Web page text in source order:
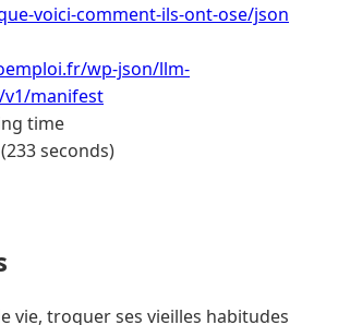
voici-comment-ils-ont-ose/json
wp-json/llm-
manifest
time
seconds)
vie, troquer ses vieilles habitudes